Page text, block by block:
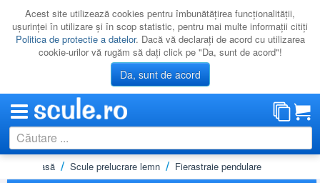
Acest site utilizează cookies pentru îmbunătăţirea funcţionalităţii,
uşurinţei în utilizare şi în scop statistic, pentru mai multe informaţii citiţi
Politica de protectie a datelor. Dacă vă declaraţi de acord cu utilizarea
cookie-urilor vă rugăm să daţi click pe "Da, sunt de acord"!
Da, sunt de acord
CATEGORII
Acasă Scule prelucrare lemn
Fierastraie pendulare